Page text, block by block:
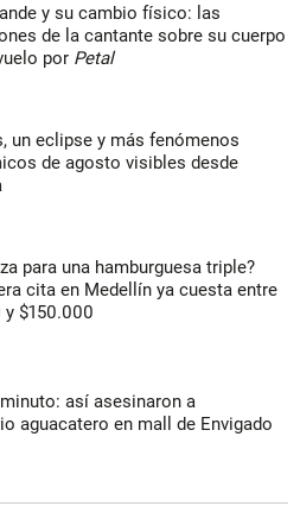
y su cambio físico: las
de la cantante sobre su cuerpo
por Petal
un eclipse y más fenómenos
de agosto visibles desde
para una hamburguesa triple?
cita en Medellín ya cuesta entre
y $150.000
así asesinaron a
aguacatero en mall de Envigado